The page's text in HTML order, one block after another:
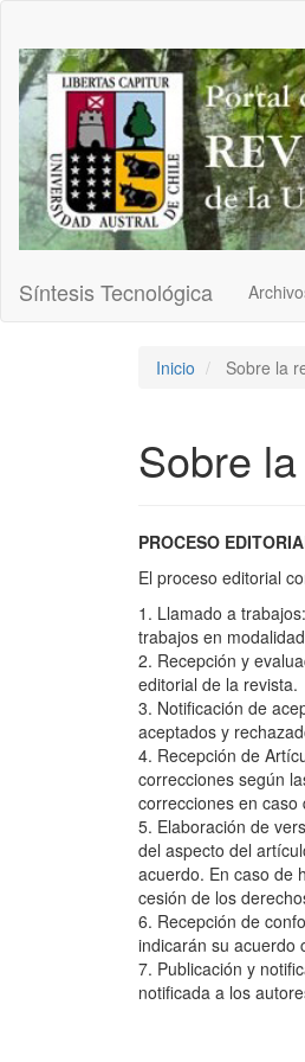
Contenido
principal
Barra
lateral
Síntesis Tecnológica
Inicio Sobre la
Sobre
PROCESO
El proceso editorial
1. Llamado a
trabajos en
2. Recepción y
editorial de la revista.
3. Notificación de
aceptados y
4. Recepción de
correcciones según
correcciones en
5. Elaboración de
del aspecto del
acuerdo. En caso de
cesión de los
6. Recepción de
indicarán su acuerdo
7. Publicación y
notificada a los